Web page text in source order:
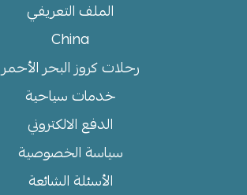
الملف التعريفي
China
رحلات كروز البحر الأحمر
خدمات سياحية
الدفع الالكتروني
سياسة الخصوصية
الأسئلة الشائعة